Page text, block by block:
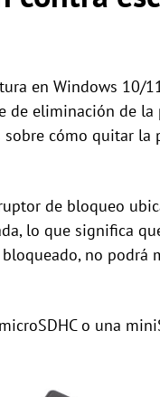
en Windows 10/
eliminación de
cómo quitar
de bloqueo
lo que significa
no
o una